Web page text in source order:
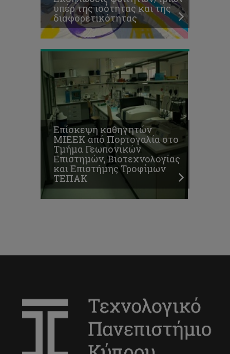
υπέρ της ισότητας και της
διαφορετικότητας
Επιστήμης
Τροφίμων
ΤΕΠΑΚ
Επίσκεψη καθηγητών
ΜΙΕΕΚ από Πορτογαλία στο
Τμήμα Γεωπονικών
Επιστημών, Βιοτεχνολογίας
και Επιστήμης Τροφίμων
ΤΕΠΑΚ